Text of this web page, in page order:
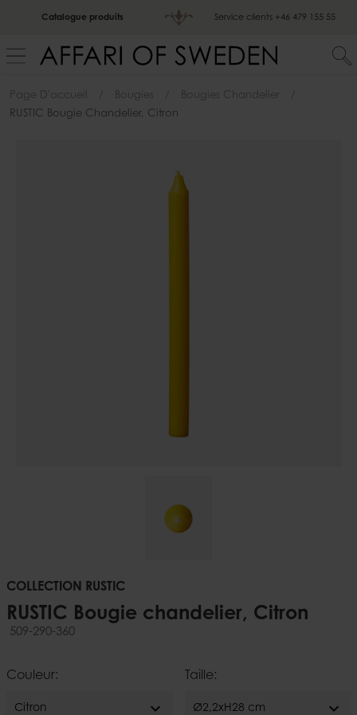
Catalogue produits Service clients +46 479 155 55
Page D'accueil Bougies
Bougies Chandelier
RUSTIC Bougie Chandelier, Citron
COLLECTION RUSTIC
RUSTIC Bougie chandelier, Citron
509-290-360
Couleur:
Citron expand_more
Taille:
Ø2,2xH28 cm expand_more